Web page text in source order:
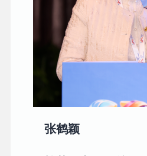
张鹤颖